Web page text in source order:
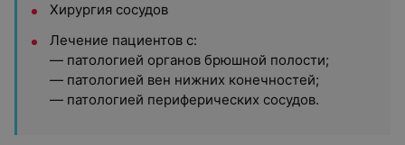
Хирургия сосудов
Лечение пациентов с:
— патологией органов брюшной полости;
— патологией вен нижних конечностей;
— патологией периферических сосудов.